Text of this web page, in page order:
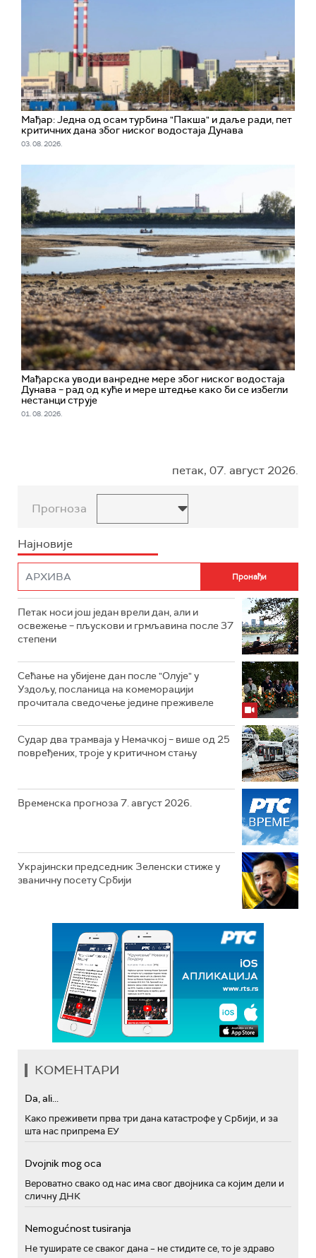
Мађар: Jедна од осам турбина "Пакшa" и даље ради, пет
критичних дана због ниског водостаја Дунава
03. 08. 2026.
Мађарска уводи ванредне мере због ниског водостаја
Дунава – рад од куће и мере штедње како би се избегли
нестанци струје
01. 08. 2026.
петак, 07. август 2026.
Прогноза
Најновије
Петак носи још један врели дан, али и
освежење – пљускови и грмљавина после 37
степени
Сећање на убијене дан после "Олује" у
Уздољу, посланица на комеморацији
прочитала сведочење једине преживеле
Судар два трамваја у Немачкој – више од 25
повређених, троје у критичном стању
Временска прогноза 7. август 2026.
Украјински председник Зеленски стиже у
званичну посету Србији
КОМЕНТАРИ
Da, ali...
Како преживети прва три дана катастрофе у Србији, и за
шта нас припрема ЕУ
Dvojnik mog oca
Вероватно свако од нас има свог двојника са којим дели и
сличну ДНК
Nemogućnost tusiranja
Не туширате се сваког дана – не стидите се, то је здраво